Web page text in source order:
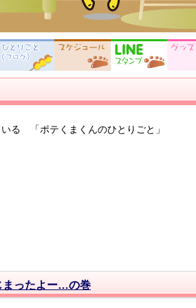
る 「ポテくまくんのひとりごと」
まったよー…の巻